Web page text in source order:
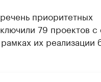
приоритетных
79 проектов
их реализации